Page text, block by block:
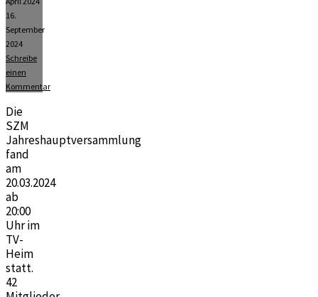
16.
September
2024
Schreibe
einen
Kommentar
Die
SZM
Jahreshauptversammlung
fand
am
20.03.2024
ab
20:00
Uhr im
TV-
Heim
statt.
42